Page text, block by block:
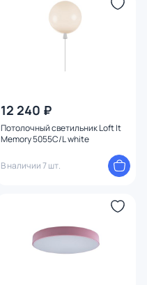
12 240 ₽
Потолочный светильник Loft It
Memory 5055C/L white
В наличии 7 шт.